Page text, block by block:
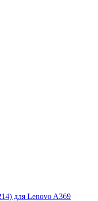
для Lenovo A369